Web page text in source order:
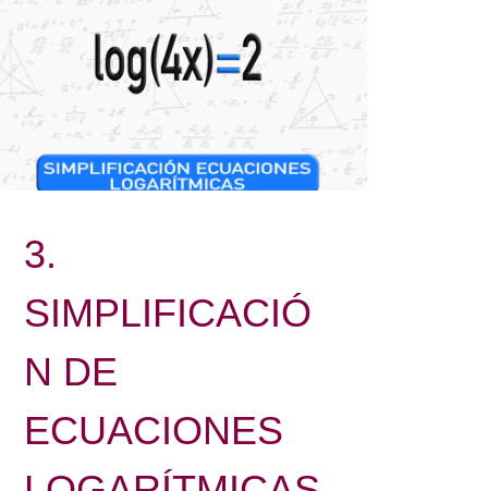
3.
SIMPLIFICACIÓ
N DE
ECUACIONES